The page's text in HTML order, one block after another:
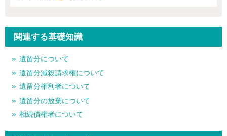
関連する基礎知識
遺留分について
遺留分減殺請求権について
遺留分権利者について
遺留分の放棄について
相続債権者について